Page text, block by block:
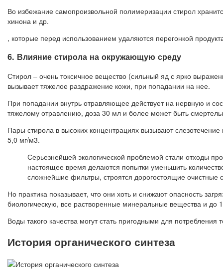
Во избежание самопроизвольной полимеризации стирол
хинона и др.
, которые перед использованием удаляются перегонкой
6. Влияние стирола на окружающую среду
Стирол – очень токсичное вещество (сильный яд с ярко
вызывает тяжелое раздражение кожи, при попадании на нее.
При попадании внутрь отравляющее действует на нервную и
тяжелому отравлению, доза 30 мл и более может быть
Пары стирола в высоких концентрациях вызывают
5,0 мг/м3.
Серьезнейшей экологической проблемой стали отходы
настоящее время делаются попытки уменьшить
сложнейшие фильтры, строятся дорогостоящие очистные
Но практика показывает, что они хоть и снижают опасность
биологическую, все растворенные минеральные вещества и до
Воды такого качества могут стать пригодными для
История органического синтеза